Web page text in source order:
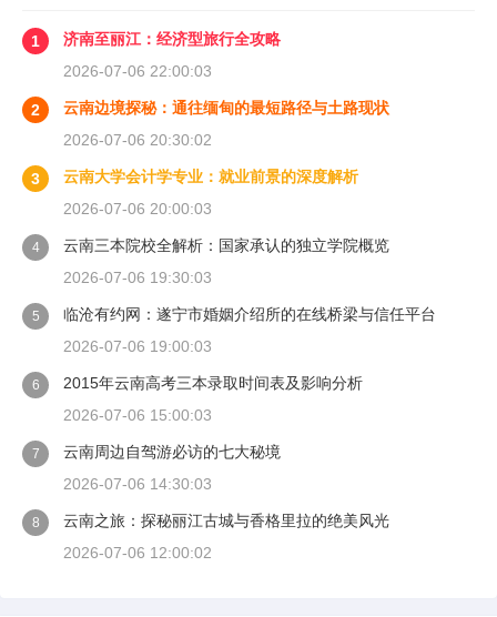
1
济南至丽江：经济型旅行全攻略
2026-07-06 22:00:03
2
云南边境探秘：通往缅甸的最短路径与土路现状
2026-07-06 20:30:02
3
云南大学会计学专业：就业前景的深度解析
2026-07-06 20:00:03
4
云南三本院校全解析：国家承认的独立学院概览
2026-07-06 19:30:03
5
临沧有约网：遂宁市婚姻介绍所的在线桥梁与信任平台
2026-07-06 19:00:03
6
2015年云南高考三本录取时间表及影响分析
2026-07-06 15:00:03
7
云南周边自驾游必访的七大秘境
2026-07-06 14:30:03
8
云南之旅：探秘丽江古城与香格里拉的绝美风光
2026-07-06 12:00:02